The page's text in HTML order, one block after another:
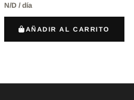
N/D / día
AÑADIR AL CARRITO